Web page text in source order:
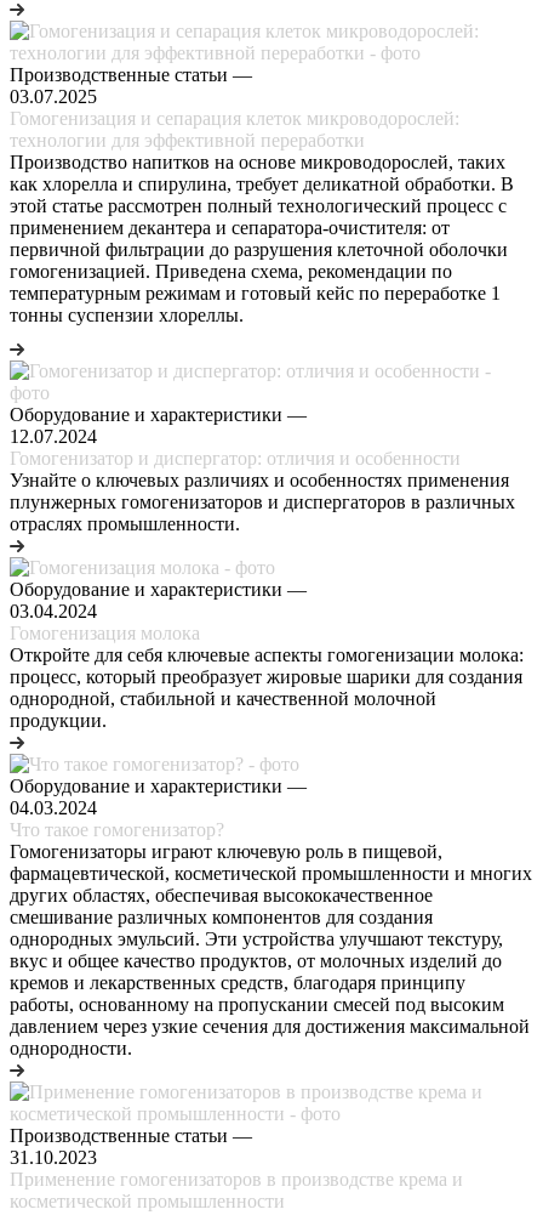
Производственные статьи —
03.07.2025
Гомогенизация и сепарация клеток микроводорослей:
технологии для эффективной переработки
Производство напитков на основе микроводорослей, таких
как хлорелла и спирулина, требует деликатной обработки. В
этой статье рассмотрен полный технологический процесс с
применением декантера и сепаратора-очистителя: от
первичной фильтрации до разрушения клеточной оболочки
гомогенизацией. Приведена схема, рекомендации по
температурным режимам и готовый кейс по переработке 1
тонны суспензии хлореллы.
Оборудование и характеристики —
12.07.2024
Гомогенизатор и диспергатор: отличия и особенности
Узнайте о ключевых различиях и особенностях применения
плунжерных гомогенизаторов и диспергаторов в различных
отраслях промышленности.
Оборудование и характеристики —
03.04.2024
Гомогенизация молока
Откройте для себя ключевые аспекты гомогенизации молока:
процесс, который преобразует жировые шарики для создания
однородной, стабильной и качественной молочной
продукции.
Оборудование и характеристики —
04.03.2024
Что такое гомогенизатор?
Гомогенизаторы играют ключевую роль в пищевой,
фармацевтической, косметической промышленности и многих
других областях, обеспечивая высококачественное
смешивание различных компонентов для создания
однородных эмульсий. Эти устройства улучшают текстуру,
вкус и общее качество продуктов, от молочных изделий до
кремов и лекарственных средств, благодаря принципу
работы, основанному на пропускании смесей под высоким
давлением через узкие сечения для достижения максимальной
однородности.
Производственные статьи —
31.10.2023
Применение гомогенизаторов в производстве крема и
косметической промышленности